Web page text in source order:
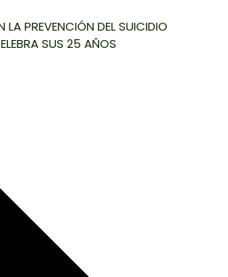
LA PREVENCIÓN DEL SUICIDIO
SUS 25 AÑOS